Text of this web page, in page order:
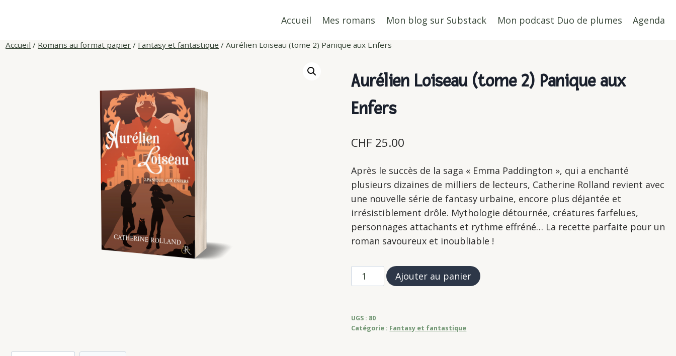
Accueil Mes romans Mon blog sur Substack Mon podcast Duo de plumes Agenda
Accueil / Romans au format papier / Fantasy et fantastique / Aurélien Loiseau (tome 2) Panique aux Enfers
Aurélien Loiseau (tome 2) Panique aux
Enfers
CHF 25.00
Après le succès de la saga « Emma Paddington », qui a enchanté
plusieurs dizaines de milliers de lecteurs, Catherine Rolland revient avec
une nouvelle série de fantasy urbaine, encore plus déjantée et
irrésistiblement drôle. Mythologie détournée, créatures farfelues,
personnages attachants et rythme effréné… La recette parfaite pour un
roman savoureux et inoubliable !
quantité
de
Loiseau
(tome
Ajouter au panier
UGS : 80
Catégorie : Fantasy et fantastique